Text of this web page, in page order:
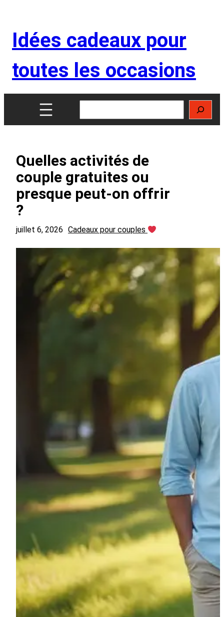
contenu
Idées cadeaux pour
toutes les occasions
Quelles activités de
couple gratuites ou
presque peut‑on offrir
?
juillet 6, 2026 Cadeaux pour couples